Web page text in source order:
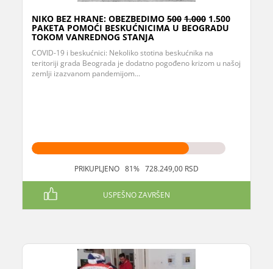
NIKO BEZ HRANE: OBEZBEDIMO 500 1.0001.500
PAKETA POMOĆI BESKUĆNICIMA U BEOGRADU
TOKOM VANREDNOG STANJA
COVID-19 i beskućnici: Nekoliko stotina beskućnika na
teritoriji grada Beograda je dodatno pogođeno krizom u našoj
zemlji izazvanom pandemijom...
PRIKUPLJENO 81% 728.249,00 RSD
USPEŠNO ZAVRŠEN